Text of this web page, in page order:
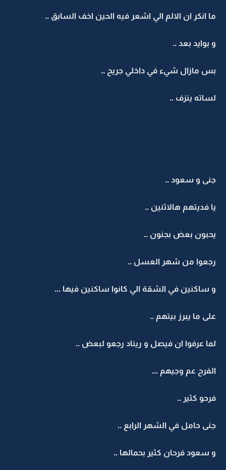
ما انكر ان الالم الي اشعر فيه الحين اخف السابق ..
و بوايد بعد ..
بس مازال شيء في داخلي جريح ..
لساته ينزف ..
جنى و سعود ..
يا فديتهم هالاثنين ..
يحبون بعض بجنون ..
رجعوا من شهر العسل ..
و ساكنين في الشقة الي كانوا ساكنين فيها ...
على ما يبرز بيتهم ..
لما عرفوا ان فيصل و ريناد رجعو لبعض ..
الفرح عم وجيهم ...
فرحو كثير ..
جنى حامل في الشهر الرابع ..
و سعود فرحان كثير بحمالها ..